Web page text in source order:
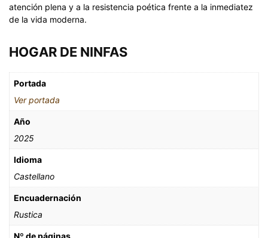
atención plena y a la resistencia poética frente a la inmediatez
de la vida moderna.
HOGAR DE NINFAS
Portada
Ver portada
Año
2025
Idioma
Castellano
Encuadernación
Rustica
Nº de páginas